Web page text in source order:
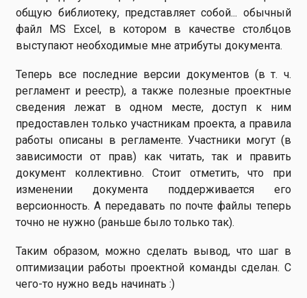
общую библиотеку, представляет собой... обычный
файл MS Excel, в котором в качестве столбцов
выступают необходимые мне атрибуты документа.
Теперь все последние версии документов (в т. ч.
регламент и реестр), а также полезные проектные
сведения лежат в одном месте, доступ к ним
предоставлен только участникам проекта, а правила
работы описаны в регламенте. Участники могут (в
зависимости от прав) как читать, так и править
документ коллективно. Стоит отметить, что при
изменении документа поддерживается его
версионность. А передавать по почте файлы теперь
точно не нужно (раньше было только так).
Таким образом, можно сделать вывод, что шаг в
оптимизации работы проектной команды сделан. С
чего-то нужно ведь начинать :)